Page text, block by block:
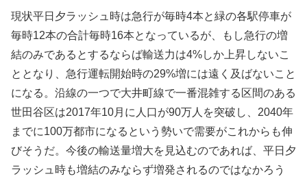
現状平日夕ラッシュ時は急行が毎時4本と緑の各駅停車が
毎時12本の合計毎時16本となっているが、もし急行の増
結のみであるとするならば輸送力は4%しか上昇しないこ
ととなり、急行運転開始時の29%増には遠く及ばないこと
になる。沿線の一つで大井町線で一番混雑する区間のある
世田谷区は2017年10月に人口が90万人を突破し、2040年
までに100万都市になるという勢いで需要がこれからも伸
びそうだ。今後の輸送量増大を見込むのであれば、平日夕
ラッシュ時も増結のみならず増発されるのではなかろう